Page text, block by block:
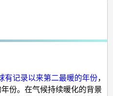
有记录以来第二最暖的年份，
份。在气候持续暖化的背景